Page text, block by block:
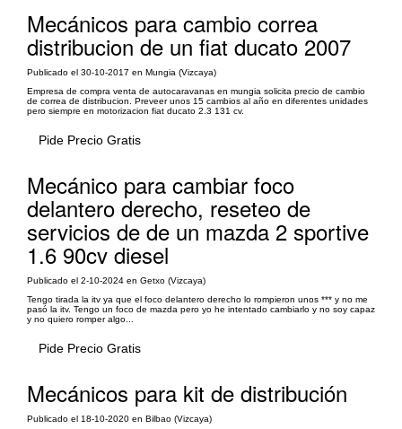
Mecánicos para cambio correa
distribucion de un fiat ducato 2007
Publicado el 30-10-2017 en Mungia (Vizcaya)
Empresa de compra venta de autocaravanas en mungia solicita precio de cambio
de correa de distribucion. Preveer unos 15 cambios al año en diferentes unidades
pero siempre en motorizacion fiat ducato 2.3 131 cv.
Pide Precio Gratis
Mecánico para cambiar foco
delantero derecho, reseteo de
servicios de de un mazda 2 sportive
1.6 90cv diesel
Publicado el 2-10-2024 en Getxo (Vizcaya)
Tengo tirada la itv ya que el foco delantero derecho lo rompieron unos *** y no me
pasó la itv. Tengo un foco de mazda pero yo he intentado cambiarlo y no soy capaz
y no quiero romper algo...
Pide Precio Gratis
Mecánicos para kit de distribución
Publicado el 18-10-2020 en Bilbao (Vizcaya)